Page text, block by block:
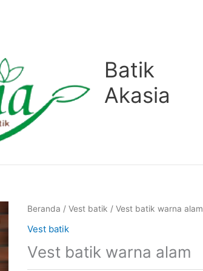
Batik
Akasia
Beranda / Vest batik / Vest batik warna alam
Vest batik
Vest batik warna alam